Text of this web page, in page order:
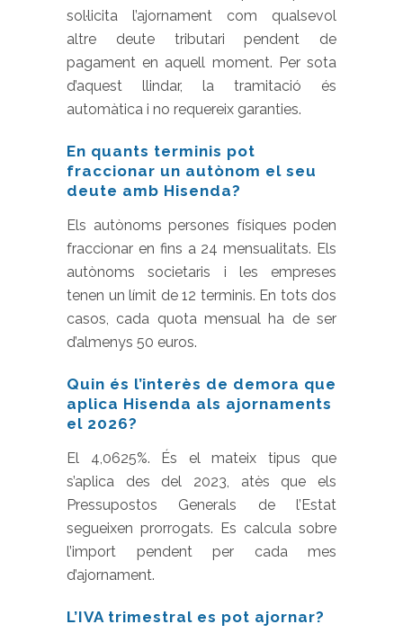
sol·licita l’ajornament com qualsevol
altre deute tributari pendent de
pagament en aquell moment. Per sota
d’aquest llindar, la tramitació és
automàtica i no requereix garanties.
En quants terminis pot
fraccionar un autònom el seu
deute amb Hisenda?
Els autònoms persones físiques poden
fraccionar en fins a 24 mensualitats. Els
autònoms societaris i les empreses
tenen un límit de 12 terminis. En tots dos
casos, cada quota mensual ha de ser
d’almenys 50 euros.
Quin és l’interès de demora que
aplica Hisenda als ajornaments
el 2026?
El 4,0625%. És el mateix tipus que
s’aplica des del 2023, atès que els
Pressupostos Generals de l’Estat
segueixen prorrogats. Es calcula sobre
l’import pendent per cada mes
d’ajornament.
L’IVA trimestral es pot ajornar?